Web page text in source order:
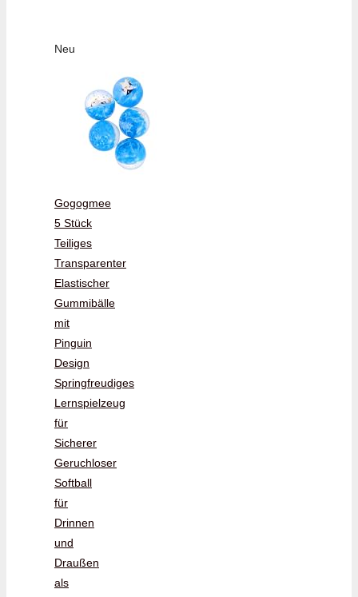
Neu
Gogogmee
5 Stück
Teiliges
Transparenter
Elastischer
Gummibälle
mit
Pinguin
Design
Springfreudiges
Lernspielzeug
für
Sicherer
Geruchloser
Softball
für
Drinnen
und
Draußen
als